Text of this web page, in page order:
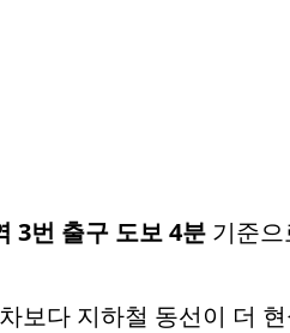
3번 출구 도보 4분 기준
보다 지하철 동선이 더